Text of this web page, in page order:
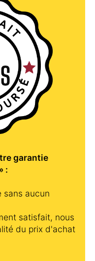
garantie
:
sans aucun
satisfait, nous
du prix d'achat